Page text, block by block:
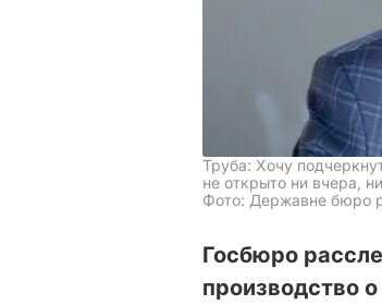
Труба: Хочу
не открыто ни вчера,
Фото: Державне бюро
Госбюро
производство